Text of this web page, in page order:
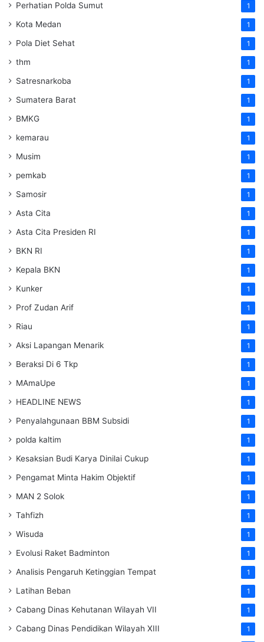
Perhatian Polda Sumut 1
Kota Medan 1
Pola Diet Sehat 1
thm 1
Satresnarkoba 1
Sumatera Barat 1
BMKG 1
kemarau 1
Musim 1
pemkab 1
Samosir 1
Asta Cita 1
Asta Cita Presiden RI 1
BKN RI 1
Kepala BKN 1
Kunker 1
Prof Zudan Arif 1
Riau 1
Aksi Lapangan Menarik 1
Beraksi Di 6 Tkp 1
MAmaUpe 1
HEADLINE NEWS 1
Penyalahgunaan BBM Subsidi 1
polda kaltim 1
Kesaksian Budi Karya Dinilai Cukup 1
Pengamat Minta Hakim Objektif 1
MAN 2 Solok 1
Tahfizh 1
Wisuda 1
Evolusi Raket Badminton 1
Analisis Pengaruh Ketinggian Tempat 1
Latihan Beban 1
Cabang Dinas Kehutanan Wilayah VII 1
Cabang Dinas Pendidikan Wilayah XIII 1